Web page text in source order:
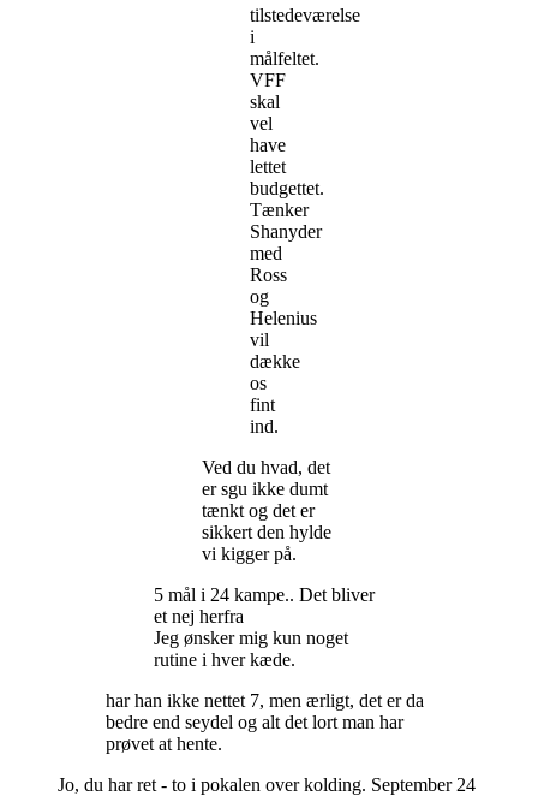
tilstedeværelse
i
målfeltet.
VFF
skal
vel
have
lettet
budgettet.
Tænker
Shanyder
med
Ross
og
Helenius
vil
dække
os
fint
ind.
Ved du hvad, det
er sgu ikke dumt
tænkt og det er
sikkert den hylde
vi kigger på.
5 mål i 24 kampe.. Det bliver
et nej herfra
Jeg ønsker mig kun noget
rutine i hver kæde.
har han ikke nettet 7, men ærligt, det er da
bedre end seydel og alt det lort man har
prøvet at hente.
Jo, du har ret - to i pokalen over kolding. September 24